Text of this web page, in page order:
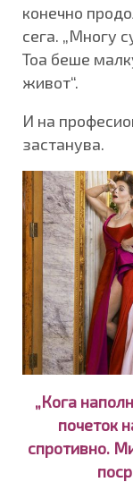
конечно
сега. „Многу
Тоа беше
живот“.
И на
застанува.
„Кога
почеток
спротивно.